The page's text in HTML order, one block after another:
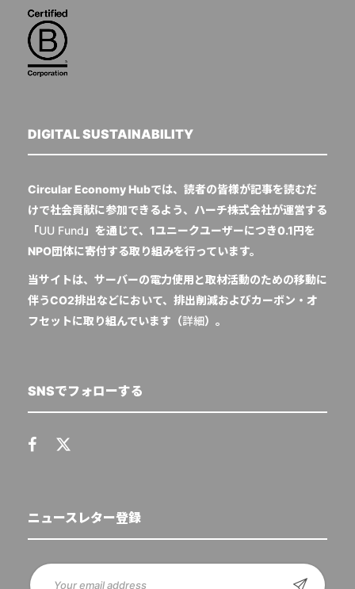
DIGITAL SUSTAINABILITY
Circular Economy Hubでは、読者の皆様が記事を読むだ
けで社会貢献に参加できるよう、ハーチ株式会社が運営する
「UU Fund 」を通じて、1ユニークユーザーにつき0.1円を
NPO団体に寄付する取り組みを行っています。
当サイトは、サーバーの電力使用と取材活動のための移動に
伴うCO2排出などにおいて、排出削減およびカーボン・オ
フセットに取り組んでいます（詳細）。
SNSでフォローする
ニュースレター登録